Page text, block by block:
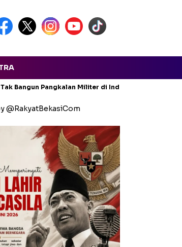
Bangun Pangkalan Militer di Indonesia
@RakyatBekasiCom